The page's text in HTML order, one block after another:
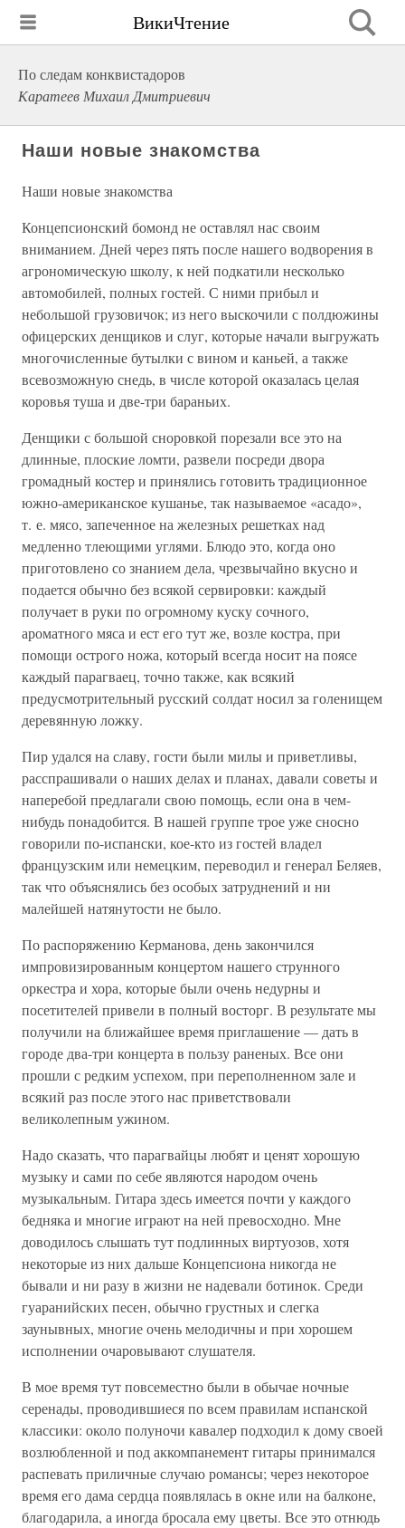
ВикиЧтение
По следам конквистадоров
Каратеев Михаил Дмитриевич
Наши новые знакомства
Наши новые знакомства
Концепсионский бомонд не оставлял нас своим
вниманием. Дней через пять после нашего водворения в
агрономическую школу, к ней подкатили несколько
автомобилей, полных гостей. С ними прибыл и
небольшой грузовичок; из него выскочили с полдюжины
офицерских денщиков и слуг, которые начали выгружать
многочисленные бутылки с вином и каньей, а также
всевозможную снедь, в числе которой оказалась целая
коровья туша и две-три бараньих.
Денщики с большой сноровкой порезали все это на
длинные, плоские ломти, развели посреди двора
громадный костер и принялись готовить традиционное
южно-американское кушанье, так называемое «асадо»,
т. е. мясо, запеченное на железных решетках над
медленно тлеющими углями. Блюдо это, когда оно
приготовлено со знанием дела, чрезвычайно вкусно и
подается обычно без всякой сервировки: каждый
получает в руки по огромному куску сочного,
ароматного мяса и ест его тут же, возле костра, при
помощи острого ножа, который всегда носит на поясе
каждый парагваец, точно также, как всякий
предусмотрительный русский солдат носил за голенищем
деревянную ложку.
Пир удался на славу, гости были милы и приветливы,
расспрашивали о наших делах и планах, давали советы и
наперебой предлагали свою помощь, если она в чем-
нибудь понадобится. В нашей группе трое уже сносно
говорили по-испански, кое-кто из гостей владел
французским или немецким, переводил и генерал Беляев,
так что объяснялись без особых затруднений и ни
малейшей натянутости не было.
По распоряжению Керманова, день закончился
импровизированным концертом нашего струнного
оркестра и хора, которые были очень недурны и
посетителей привели в полный восторг. В результате мы
получили на ближайшее время приглашение — дать в
городе два-три концерта в пользу раненых. Все они
прошли с редким успехом, при переполненном зале и
всякий раз после этого нас приветствовали
великолепным ужином.
Надо сказать, что парагвайцы любят и ценят хорошую
музыку и сами по себе являются народом очень
музыкальным. Гитара здесь имеется почти у каждого
бедняка и многие играют на ней превосходно. Мне
доводилось слышать тут подлинных виртуозов, хотя
некоторые из них дальше Концепсиона никогда не
бывали и ни разу в жизни не надевали ботинок. Среди
гуаранийских песен, обычно грустных и слегка
заунывных, многие очень мелодичны и при хорошем
исполнении очаровывают слушателя.
В мое время тут повсеместно были в обычае ночные
серенады, проводившиеся по всем правилам испанской
классики: около полуночи кавалер подходил к дому своей
возлюбленной и под аккомпанемент гитары принимался
распевать приличные случаю романсы; через некоторое
время его дама сердца появлялась в окне или на балконе,
благодарила, а иногда бросала ему цветы. Все это отнюдь